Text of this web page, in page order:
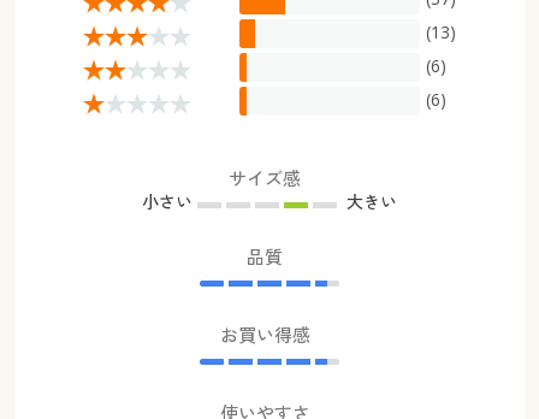
(13)
(6)
(6)
サイズ感
小さい 大きい
品質
お買い得感
使いやすさ